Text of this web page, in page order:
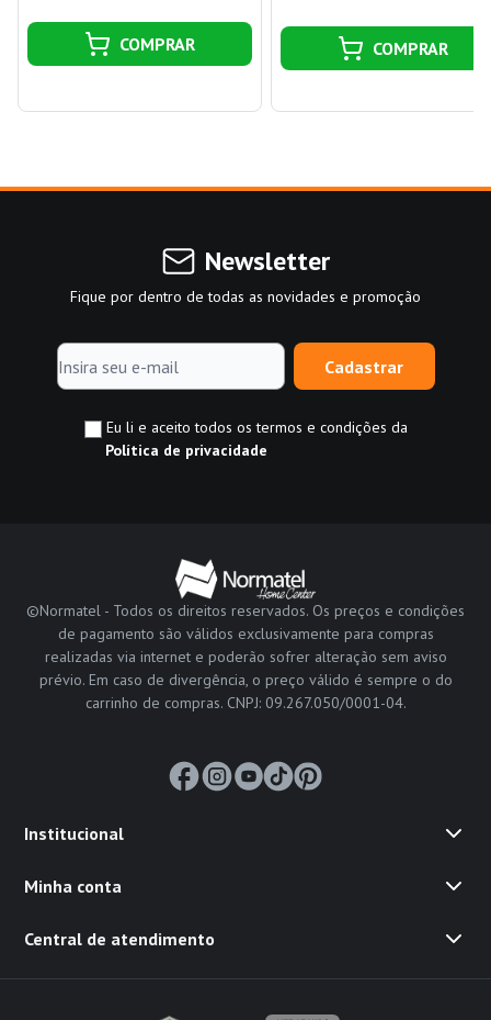
COMPRAR COMPRAR
Newsletter
Fique por dentro de todas as novidades e promoção
Cadastrar
Eu li e aceito todos os termos e condições da
Política de privacidade
©Normatel - Todos os direitos reservados. Os preços e condições
de pagamento são válidos exclusivamente para compras
realizadas via internet e poderão sofrer alteração sem aviso
prévio. Em caso de divergência, o preço válido é sempre o do
carrinho de compras. CNPJ: 09.267.050/0001-04.
Institucional
Minha conta
Central de atendimento